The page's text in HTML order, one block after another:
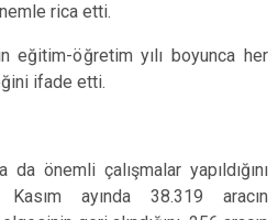
rica etti.
eğitim-öğretim yılı boyunca her
ifade etti.
önemli çalışmalar yapıldığını
ayında 38.319 aracın